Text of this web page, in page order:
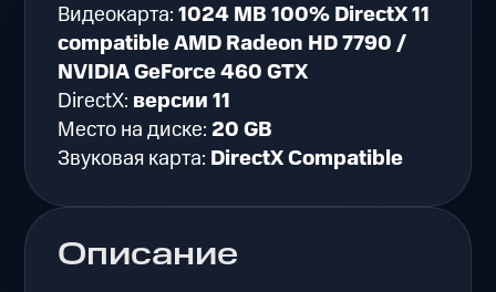
Описание
Видеокарта:1024 MB 100% DirectX 11
compatible AMD Radeon HD 7790 /
NVIDIA GeForce 460 GTX
DirectX: версии 11
Место на диске: 20 GB
Звуковая карта: DirectX Compatible